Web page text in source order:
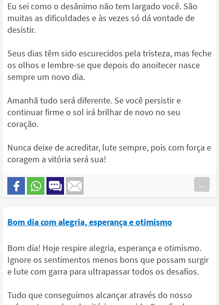
Eu sei como o desânimo não tem largado você. São
muitas as dificuldades e às vezes só dá vontade de
desistir.
Seus dias têm sido escurecidos pela tristeza, mas feche
os olhos e lembre-se que depois do anoitecer nasce
sempre um novo dia.
Amanhã tudo será diferente. Se você persistir e
continuar firme o sol irá brilhar de novo no seu
coração.
Nunca deixe de acreditar, lute sempre, pois com força e
coragem a vitória será sua!
...
Bom dia com alegria, esperança e otimismo
Bom dia! Hoje respire alegria, esperança e otimismo.
Ignore os sentimentos menos bons que possam surgir
e lute com garra para ultrapassar todos os desafios.
Tudo que conseguimos alcançar através do nosso